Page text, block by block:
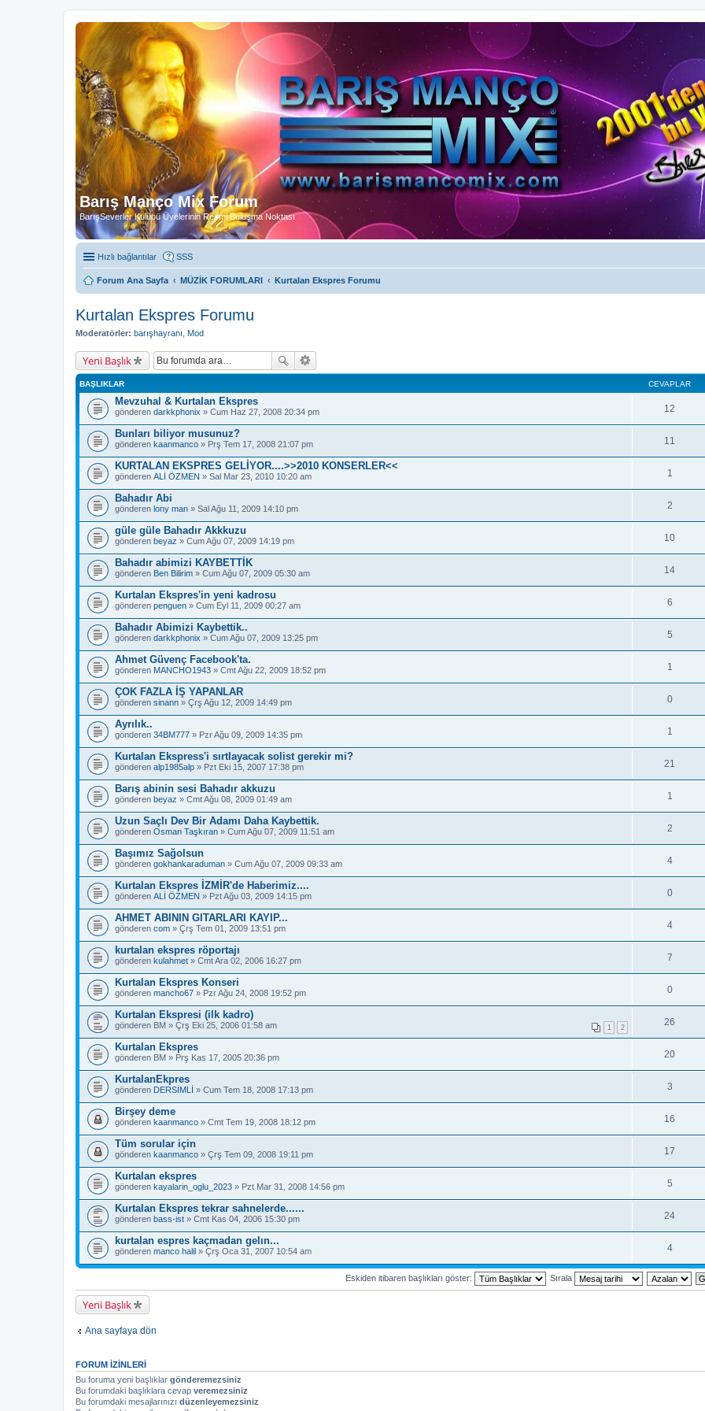
Barış Manço Mix Forum
BarışSeverler Kulübü Üyelerinin Resmi Buluşma Noktası
Hızlı bağlantılar SSS
Forum Ana Sayfa MÜZİK FORUMLARI Kurtalan Ekspres Forumu
Kurtalan Ekspres Forumu
Moderatörler: barışhayranı Mod
Yeni Başlık
BAŞLIKLAR CEVAPLAR
Mevzuhal & Kurtalan Ekspres
gönderen darkkphonix » Cum Haz 27, 2008 20:34 pm 12
Bunları biliyor musunuz?
gönderen kaanmanco » Prş Tem 17, 2008 21:07 pm 11
KURTALAN EKSPRES GELİYOR....>>2010 KONSERLER<<
gönderen ALİ ÖZMEN » Sal Mar 23, 2010 10:20 am 1
Bahadır Abi
gönderen lony man » Sal Ağu 11, 2009 14:10 pm 2
güle güle Bahadır Akkkuzu
gönderen beyaz » Cum Ağu 07, 2009 14:19 pm 10
Bahadır abimizi KAYBETTİK
gönderen Ben Bilirim » Cum Ağu 07, 2009 05:30 am 14
Kurtalan Ekspres'in yeni kadrosu
gönderen penguen » Cum Eyl 11, 2009 00:27 am 6
Bahadır Abimizi Kaybettik..
gönderen darkkphonix » Cum Ağu 07, 2009 13:25 pm 5
Ahmet Güvenç Facebook'ta.
gönderen MANCHO1943 » Cmt Ağu 22, 2009 18:52 pm 1
ÇOK FAZLA İŞ YAPANLAR
gönderen sinann » Çrş Ağu 12, 2009 14:49 pm 0
Ayrılık..
gönderen 34BM777 » Pzr Ağu 09, 2009 14:35 pm 1
Kurtalan Ekspress'i sırtlayacak solist gerekir mi?
gönderen alp1985alp » Pzt Eki 15, 2007 17:38 pm 21
Barış abinin sesi Bahadır akkuzu
gönderen beyaz » Cmt Ağu 08, 2009 01:49 am 1
Uzun Saçlı Dev Bir Adamı Daha Kaybettik.
gönderen Osman Taşkıran » Cum Ağu 07, 2009 11:51 am 2
Başımız Sağolsun
gönderen gokhankaraduman » Cum Ağu 07, 2009 09:33 am 4
Kurtalan Ekspres İZMİR'de Haberimiz....
gönderen ALİ ÖZMEN » Pzt Ağu 03, 2009 14:15 pm 0
AHMET ABININ GITARLARI KAYIP...
gönderen com » Çrş Tem 01, 2009 13:51 pm 4
kurtalan ekspres röportajı
gönderen kulahmet » Cmt Ara 02, 2006 16:27 pm 7
Kurtalan Ekspres Konseri
gönderen mancho67 » Pzr Ağu 24, 2008 19:52 pm 0
Kurtalan Ekspresi (ilk kadro)
1 2
gönderen BM » Çrş Eki 25, 2006 01:58 am 26
Kurtalan Ekspres
gönderen BM » Prş Kas 17, 2005 20:36 pm 20
KurtalanEkpres
gönderen DERSİMLİ » Cum Tem 18, 2008 17:13 pm 3
Birşey deme
gönderen kaanmanco » Cmt Tem 19, 2008 18:12 pm 16
Tüm sorular için
gönderen kaanmanco » Çrş Tem 09, 2008 19:11 pm 17
Kurtalan ekspres
gönderen kayalarin_oglu_2023 » Pzt Mar 31, 2008 14:56 pm 5
Kurtalan Ekspres tekrar sahnelerde......
gönderen bass-ist » Cmt Kas 04, 2006 15:30 pm 24
kurtalan espres kaçmadan gelın...
gönderen manco halil » Çrş Oca 31, 2007 10:54 am 4
Eskiden itibaren başlıkları göster: Sırala
Yeni Başlık
Ana sayfaya dön
FORUM IZINLERI
Bu foruma yeni başlıklar gönderemezsiniz
Bu forumdaki başlıklara cevap veremezsiniz
Bu forumdaki mesajlarınızı düzenleyemezsiniz